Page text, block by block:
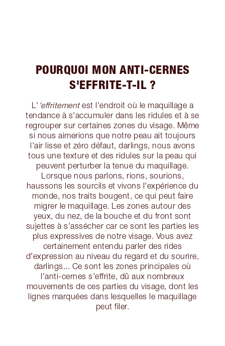
POURQUOI MON ANTI-CERNES
S'EFFRITE-T-IL ?
L' 'effritementest l'endroit où le maquillage a
tendance à s'accumuler dans les ridules et à se
regrouper sur certaines zones du visage. Même
si nous aimerions que notre peau ait toujours
l'air lisse et zéro défaut, darlings, nous avons
tous une texture et des ridules sur la peau qui
peuvent perturber la tenue du maquillage.
Lorsque nous parlons, rions, sourions,
haussons les sourcils et vivons l'expérience du
monde, nos traits bougent, ce qui peut faire
migrer le maquillage. Les zones autour des
yeux, du nez, de la bouche et du front sont
sujettes à s'assécher car ce sont les parties les
plus expressives de notre visage. Vous avez
certainement entendu parler des rides
d'expression au niveau du regard et du sourire,
darlings... Ce sont les zones principales où
l'anti-cernes s'effrite, dû aux nombreux
mouvements de ces parties du visage, dont les
lignes marquées dans lesquelles le maquillage
peut filer.